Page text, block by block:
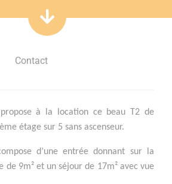
Contact
propose à la location ce beau T2 de
étage sur 5 sans ascenseur.
d’une entrée donnant sur la
de 9m² et un séjour de 17m² avec vue